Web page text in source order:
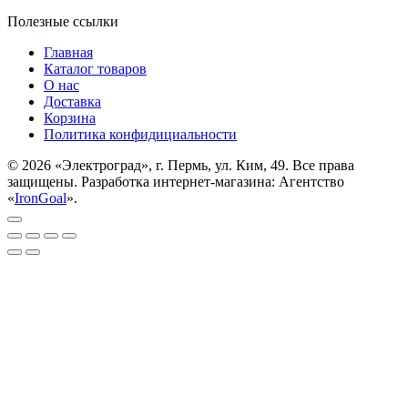
Полезные ссылки
Главная
Каталог товаров
О нас
Доставка
Корзина
Политика конфидициальности
© 2026 «Электроград», г. Пермь, ул. Ким, 49. Все права
защищены. Разработка интернет-магазина: Агентство
«IronGoal».